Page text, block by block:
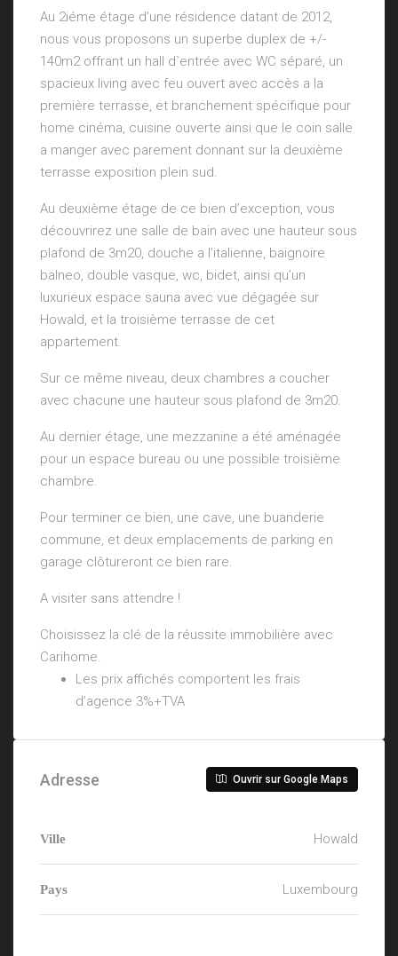
Au 2iéme étage d’une résidence datant de 2012,
nous vous proposons un superbe duplex de +/-
140m2 offrant un hall d`entrée avec WC séparé, un
spacieux living avec feu ouvert avec accès a la
première terrasse, et branchement spécifique pour
home cinéma, cuisine ouverte ainsi que le coin salle
a manger avec parement donnant sur la deuxième
terrasse exposition plein sud.
Au deuxième étage de ce bien d’exception, vous
découvrirez une salle de bain avec une hauteur sous
plafond de 3m20, douche a l’italienne, baignoire
balneo, double vasque, wc, bidet, ainsi qu’un
luxurieux espace sauna avec vue dégagée sur
Howald, et la troisième terrasse de cet
appartement.
Sur ce même niveau, deux chambres a coucher
avec chacune une hauteur sous plafond de 3m20.
Au dernier étage, une mezzanine a été aménagée
pour un espace bureau ou une possible troisième
chambre.
Pour terminer ce bien, une cave, une buanderie
commune, et deux emplacements de parking en
garage clôtureront ce bien rare.
A visiter sans attendre !
Choisissez la clé de la réussite immobilière avec
Carihome.
Les prix affichés comportent les frais
d’agence 3%+TVA
Adresse Ouvrir sur Google Maps
Ville Howald
Pays Luxembourg